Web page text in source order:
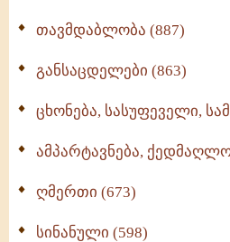
თავმდაბლობა (887)
განსაცდელები (863)
ცხონება, სასუფეველი,
ამპარტავნება,
ღმერთი (673)
სინანული (598)